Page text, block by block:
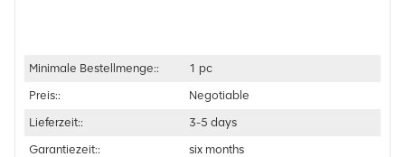
Minimale Bestellmenge::
1 pc
Preis::
Negotiable
Lieferzeit::
3-5 days
Garantiezeit::
six months